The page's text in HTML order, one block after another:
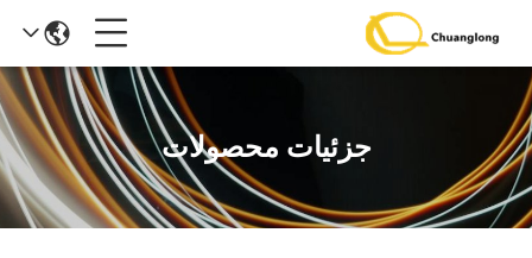
جزئیات محصولات